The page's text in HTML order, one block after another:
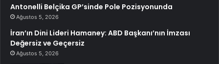
Antonelli Belçika GP’sinde Pole Pozisyonunda
Ağustos 5, 2026
İran’ın Dini Lideri Hamaney: ABD Başkanı’nın İmzası
Değersiz ve Geçersiz
Ağustos 5, 2026